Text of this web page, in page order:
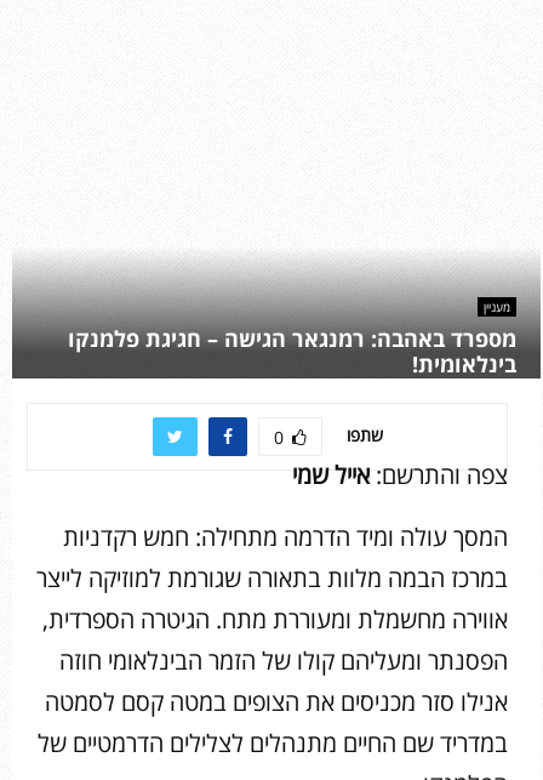
מעניין
מספרד באהבה: רמנגאר הגישה – חגיגת פלמנקו
בינלאומית!
שתפו 0
צפה והתרשם:אייל שמי
המסך עולה ומיד הדרמה מתחילה: חמש רקדניות
במרכז הבמה מלוות בתאורה שגורמת למוזיקה לייצר
אווירה מחשמלת ומעוררת מתח. הגיטרה הספרדית,
הפסנתר ומעליהם קולו של הזמר הבינלאומי חוזה
אנילו סזר מכניסים את הצופים במטה קסם לסמטה
במדריד שם החיים מתנהלים לצלילים הדרמטיים של